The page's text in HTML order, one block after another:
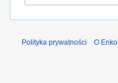
Polityka prywatności O Enkol